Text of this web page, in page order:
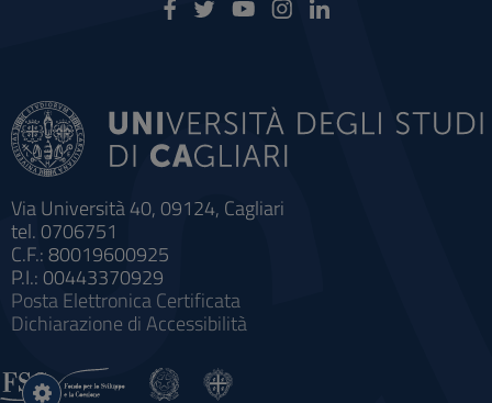
Via Università 40, 09124, Cagliari
tel. 0706751
C.F.: 80019600925
P.I.: 00443370929
Posta Elettronica Certificata
Dichiarazione di Accessibilità
Impostazioni